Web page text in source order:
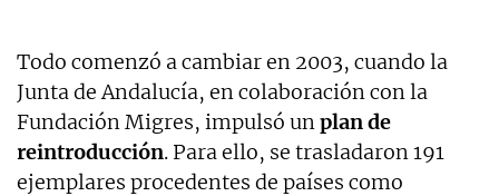
Todo comenzó a cambiar en 2003, cuando la
Junta de Andalucía, en colaboración con la
Fundación Migres, impulsó unplan de
reintroducción. Para ello, se trasladaron 191
ejemplares procedentes de países como